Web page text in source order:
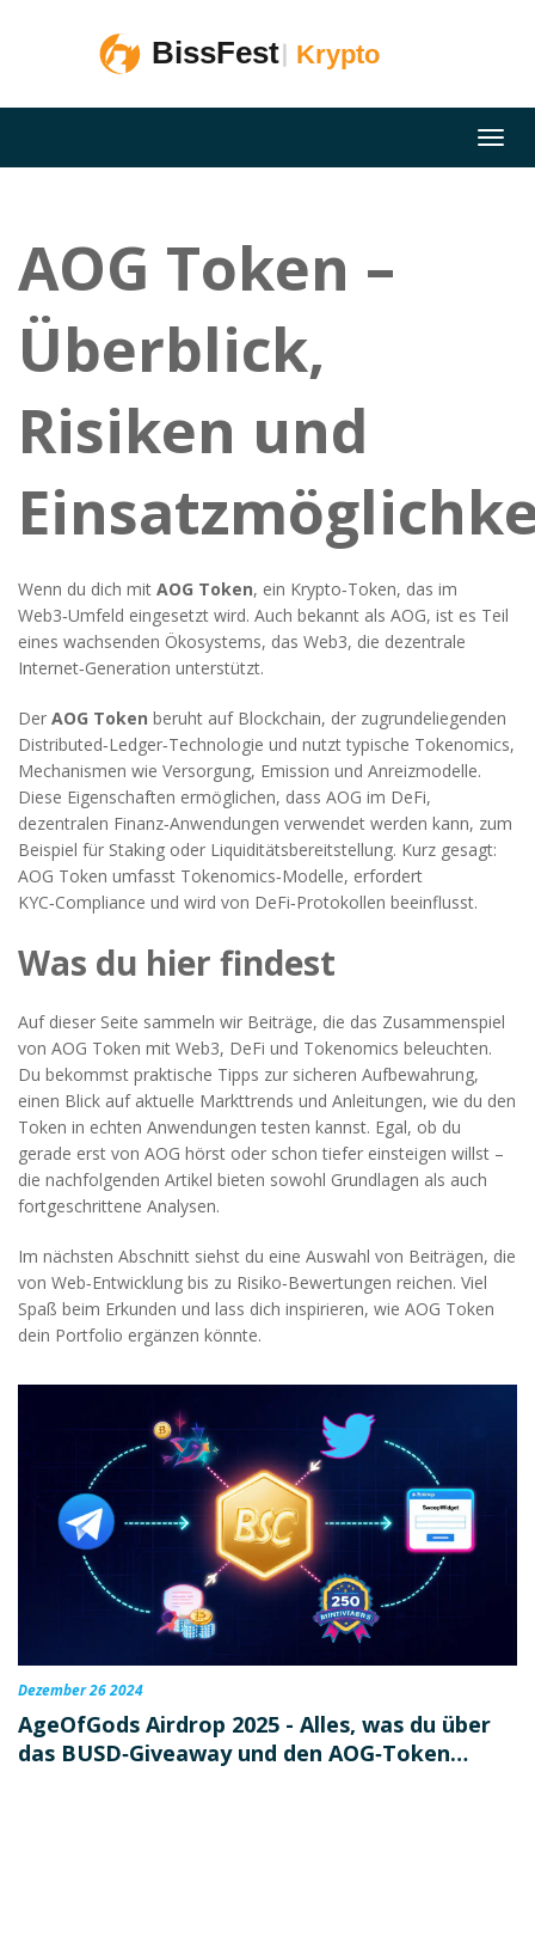
AOG Token –
Überblick,
Risiken und
Wenn du dich mit AOG Token, ein Krypto‑Token, das im
Web3‑Umfeld eingesetzt wird. Auch bekannt als AOG, ist es Teil
eines wachsenden Ökosystems, das Web3, die dezentrale
Internet‑Generation unterstützt.
Der AOG Token beruht auf Blockchain, der zugrundeliegenden
Distributed‑Ledger‑Technologie und nutzt typische Tokenomics,
Mechanismen wie Versorgung, Emission und Anreizmodelle.
Diese Eigenschaften ermöglichen, dass AOG im DeFi,
dezentralen Finanz‑Anwendungen verwendet werden kann, zum
Beispiel für Staking oder Liquiditätsbereitstellung. Kurz gesagt:
AOG Token umfasst Tokenomics‑Modelle, erfordert
KYC‑Compliance und wird von DeFi‑Protokollen beeinflusst.
Was du hier findest
Auf dieser Seite sammeln wir Beiträge, die das Zusammenspiel
von AOG Token mit Web3, DeFi und Tokenomics beleuchten.
Du bekommst praktische Tipps zur sicheren Aufbewahrung,
einen Blick auf aktuelle Markttrends und Anleitungen, wie du den
Token in echten Anwendungen testen kannst. Egal, ob du
gerade erst von AOG hörst oder schon tiefer einsteigen willst –
die nachfolgenden Artikel bieten sowohl Grundlagen als auch
fortgeschrittene Analysen.
Im nächsten Abschnitt siehst du eine Auswahl von Beiträgen, die
von Web‑Entwicklung bis zu Risiko‑Bewertungen reichen. Viel
Spaß beim Erkunden und lass dich inspirieren, wie AOG Token
dein Portfolio ergänzen könnte.
Dezember 26 2024
AgeOfGods Airdrop 2025 - Alles, was du über
das BUSD‑Giveaway und den AOG‑Token